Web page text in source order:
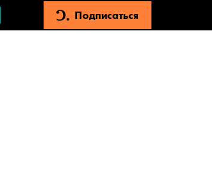
Подписаться